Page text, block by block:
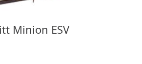
Minion ESV